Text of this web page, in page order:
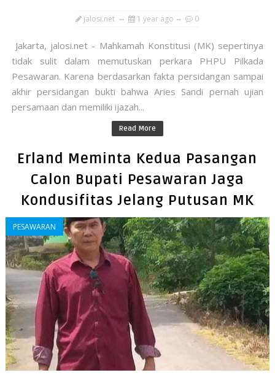
jalosi.net 1 year ago 0
Jakarta, jalosi.net - Mahkamah Konstitusi (MK) sepertinya
tidak sulit dalam memutuskan perkara PHPU Pilkada
Pesawaran. Karena berdasarkan fakta persidangan sampai
akhir persidangan bukti bahwa Aries Sandi pernah ujian
persamaan dan memiliki ijazah...
Read More
Erland Meminta Kedua Pasangan
Calon Bupati Pesawaran Jaga
Kondusifitas Jelang Putusan MK
PESAWARAN